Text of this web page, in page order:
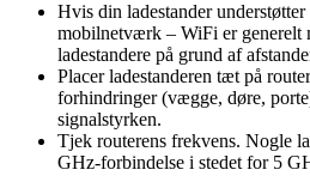
Hvis din ladestander
mobilnetværk – WiFi er generelt
ladestandere på grund af
Placer ladestanderen tæt på
forhindringer (vægge, døre,
signalstyrken.
Tjek routerens frekvens. Nogle
GHz-forbindelse i stedet for 5